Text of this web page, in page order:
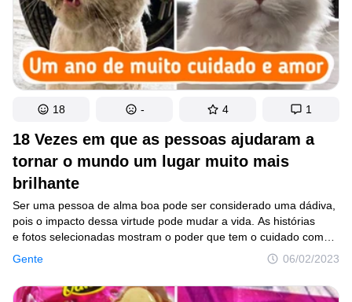
18 Vezes em que as pessoas ajudaram a
tornar o mundo um lugar muito mais
brilhante
Gente 06/02/2023
Ser uma pessoa de alma boa pode ser considerado uma dádiva,
pois o impacto dessa virtude pode mudar a vida. As histórias
e fotos selecionadas mostram o poder que tem o cuidado com
o outro e o tamanho da importância desse ato. Dê uma olhada
nas imagens e sinta-se inspirado a fazer a diferença na vida
de alguém!
18 - 4 1